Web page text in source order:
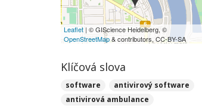
Leaflet | © GIScience Heidelberg, ©
OpenStreetMap& contributors, CC-BY-SA
Klíčová slova
software
antivirový software
antivirová ambulance